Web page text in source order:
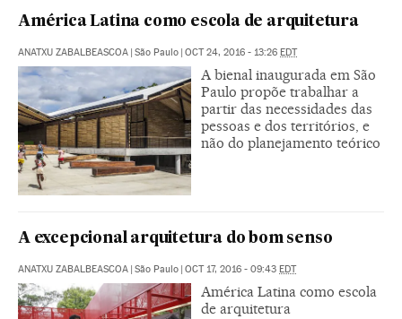
América Latina como escola de arquitetura
ANATXU ZABALBEASCOA | São Paulo | OCT 24, 2016 - 13:26 EDT
A bienal inaugurada em São
Paulo propõe trabalhar a
partir das necessidades das
pessoas e dos territórios, e
não do planejamento teórico
A excepcional arquitetura do bom senso
ANATXU ZABALBEASCOA São Paulo OCT 17, 2016 - 09:43 EDT
América Latina como escola
de arquitetura